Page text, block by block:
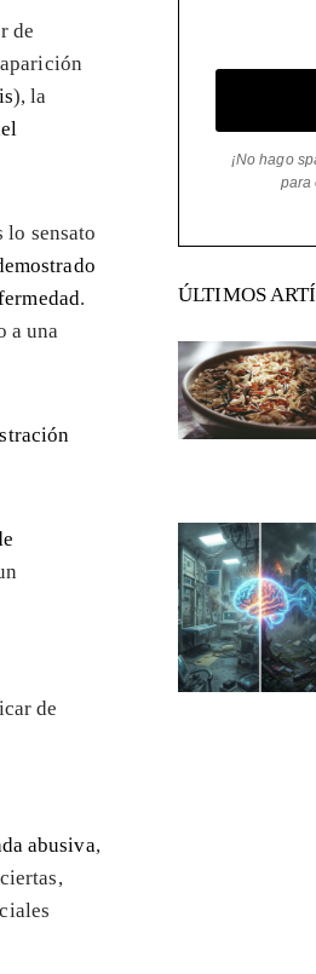
de
), la
lo sensato
.
a una
de
abusiva,
¡No hago
para
ÚLTIMOS